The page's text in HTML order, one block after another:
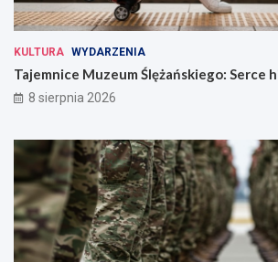
KULTURA WYDARZENIA
Tajemnice Muzeum Ślężańskiego: Serce
8 sierpnia 2026